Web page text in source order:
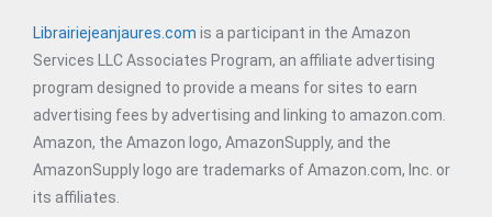
Librairiejeanjaures.com is a participant in the Amazon
Services LLC Associates Program, an affiliate advertising
program designed to provide a means for sites to earn
advertising fees by advertising and linking to amazon.com.
Amazon, the Amazon logo, AmazonSupply, and the
AmazonSupply logo are trademarks of Amazon.com, Inc. or
its affiliates.